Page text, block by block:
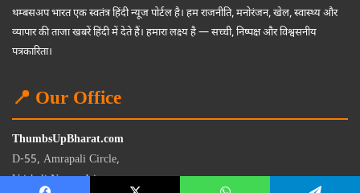
थम्बसअप भारत एक स्वतंत्र हिंदी न्यूज पोर्टल है। हम राजनीति, मनोरंजन, खेल, स्वास्थ्य और
व्यापार की ताजा खबरें हिंदी में देते हैं। हमारा लक्ष्य है — सच्ची, निष्पक्ष और विश्वसनीय
पत्रकारिता।
📍 Our Office
ThumbsUpBharat.com
D-55, Amrapali Circle,
Vaishali Nagar, Jaipur